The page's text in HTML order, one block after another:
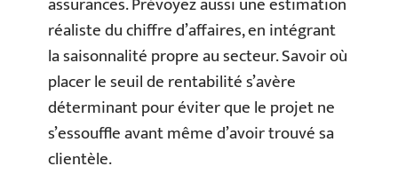
réaliste du chiffre d’affaires, en intégrant
la saisonnalité propre au secteur. Savoir où
placer le seuil de rentabilité s’avère
déterminant pour éviter que le projet ne
s’essouffle avant même d’avoir trouvé sa
clientèle.